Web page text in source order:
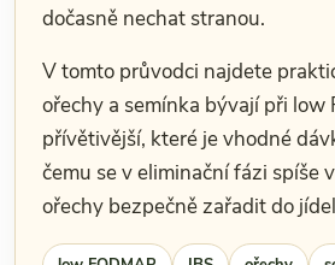
dočasně nechat stranou.
V tomto průvodci najdete
ořechy a semínka bývají při low
přívětivější, které je vhodné
čemu se v eliminační fázi spíše
ořechy bezpečně zařadit do